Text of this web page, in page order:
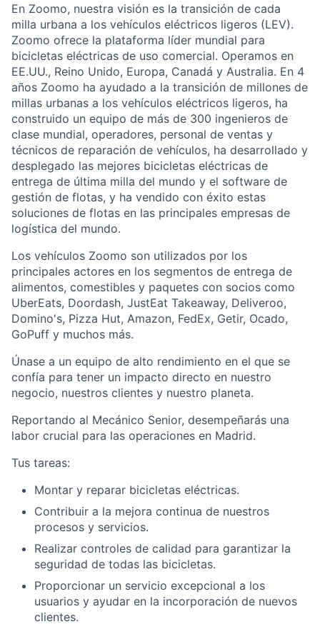
En Zoomo, nuestra visión es la transición de cada
milla urbana a los vehículos eléctricos ligeros (LEV).
Zoomo ofrece la plataforma líder mundial para
bicicletas eléctricas de uso comercial. Operamos en
EE.UU., Reino Unido, Europa, Canadá y Australia. En 4
años Zoomo ha ayudado a la transición de millones de
millas urbanas a los vehículos eléctricos ligeros, ha
construido un equipo de más de 300 ingenieros de
clase mundial, operadores, personal de ventas y
técnicos de reparación de vehículos, ha desarrollado y
desplegado las mejores bicicletas eléctricas de
entrega de última milla del mundo y el software de
gestión de flotas, y ha vendido con éxito estas
soluciones de flotas en las principales empresas de
logística del mundo.
Los vehículos Zoomo son utilizados por los
principales actores en los segmentos de entrega de
alimentos, comestibles y paquetes con socios como
UberEats, Doordash, JustEat Takeaway, Deliveroo,
Domino's, Pizza Hut, Amazon, FedEx, Getir, Ocado,
GoPuff y muchos más.
Únase a un equipo de alto rendimiento en el que se
confía para tener un impacto directo en nuestro
negocio, nuestros clientes y nuestro planeta.
Reportando al Mecánico Senior, desempeñarás una
labor crucial para las operaciones en Madrid.
Tus tareas:
Montar y reparar bicicletas eléctricas.
Contribuir a la mejora continua de nuestros
procesos y servicios.
Realizar controles de calidad para garantizar la
seguridad de todas las bicicletas.
Proporcionar un servicio excepcional a los
usuarios y ayudar en la incorporación de nuevos
clientes.